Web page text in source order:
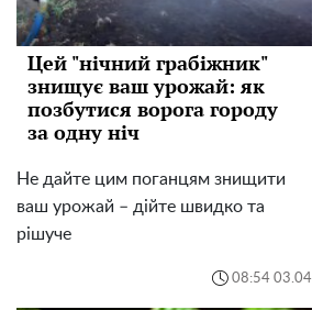
Цей "нічний грабіжник"
знищує ваш урожай: як
позбутися ворога городу
за одну ніч
Не дайте цим поганцям знищити
ваш урожай – дійте швидко та
рішуче
08:54 03.04